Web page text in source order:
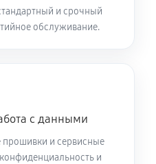
и срочный
обслуживание.
с данными
и сервисные
и